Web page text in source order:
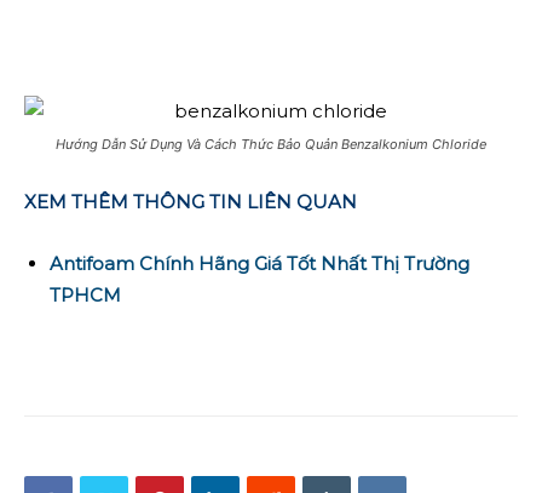
Hướng Dẫn Sử Dụng Và Cách Thức Bảo Quản Benzalkonium Chloride
XEM THÊM THÔNG TIN LIÊN QUAN
Antifoam Chính Hãng Giá Tốt Nhất Thị Trường
TPHCM